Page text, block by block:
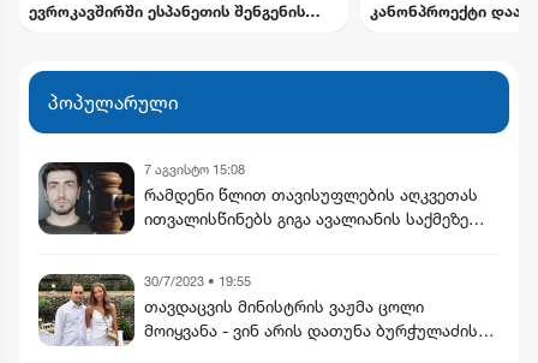
ევროკავშირში ესპანეთის შენგენის
კანონპროექტი
პოპულარული
7 აგვისტო 15:08
რამდენი წლით თავისუფლების აღკვეთას
ითვალისწინებს გიგა ავალიანის საქმეზე
30/7/2023 • 19:55
თავდაცვის მინისტრის ვაჟმა ცოლი
მოიყვანა - ვინ არის დათუნა ბურჭულაძის